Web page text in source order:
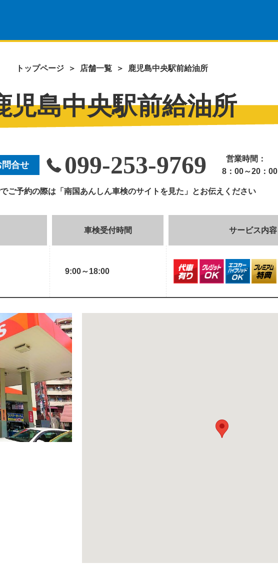
トップページ ＞ 店舗一覧 ＞ 鹿児島中央駅前給油所
児島中央駅前給油所
合せ 099-253-9769
営業時間：
8：00～20：00
ご予約の際は「南国あんしん車検のサイトを見た」とお伝えください
車検受付時間 サービス内容
9:00～18:00